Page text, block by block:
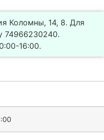
Коломны, 14, 8. Для
74966230240.
16:00.